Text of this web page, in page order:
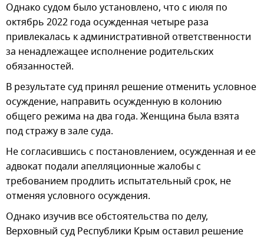
Однако судом было установлено, что с июля по
октябрь 2022 года осужденная четыре раза
привлекалась к административной ответственности
за ненадлежащее исполнение родительских
обязанностей.
В результате суд принял решение отменить условное
осуждение, направить осужденную в колонию
общего режима на два года. Женщина была взята
под стражу в зале суда.
Не согласившись с постановлением, осужденная и ее
адвокат подали апелляционные жалобы с
требованием продлить испытательный срок, не
отменяя условного осуждения.
Однако изучив все обстоятельства по делу,
Верховный суд Республики Крым оставил решение